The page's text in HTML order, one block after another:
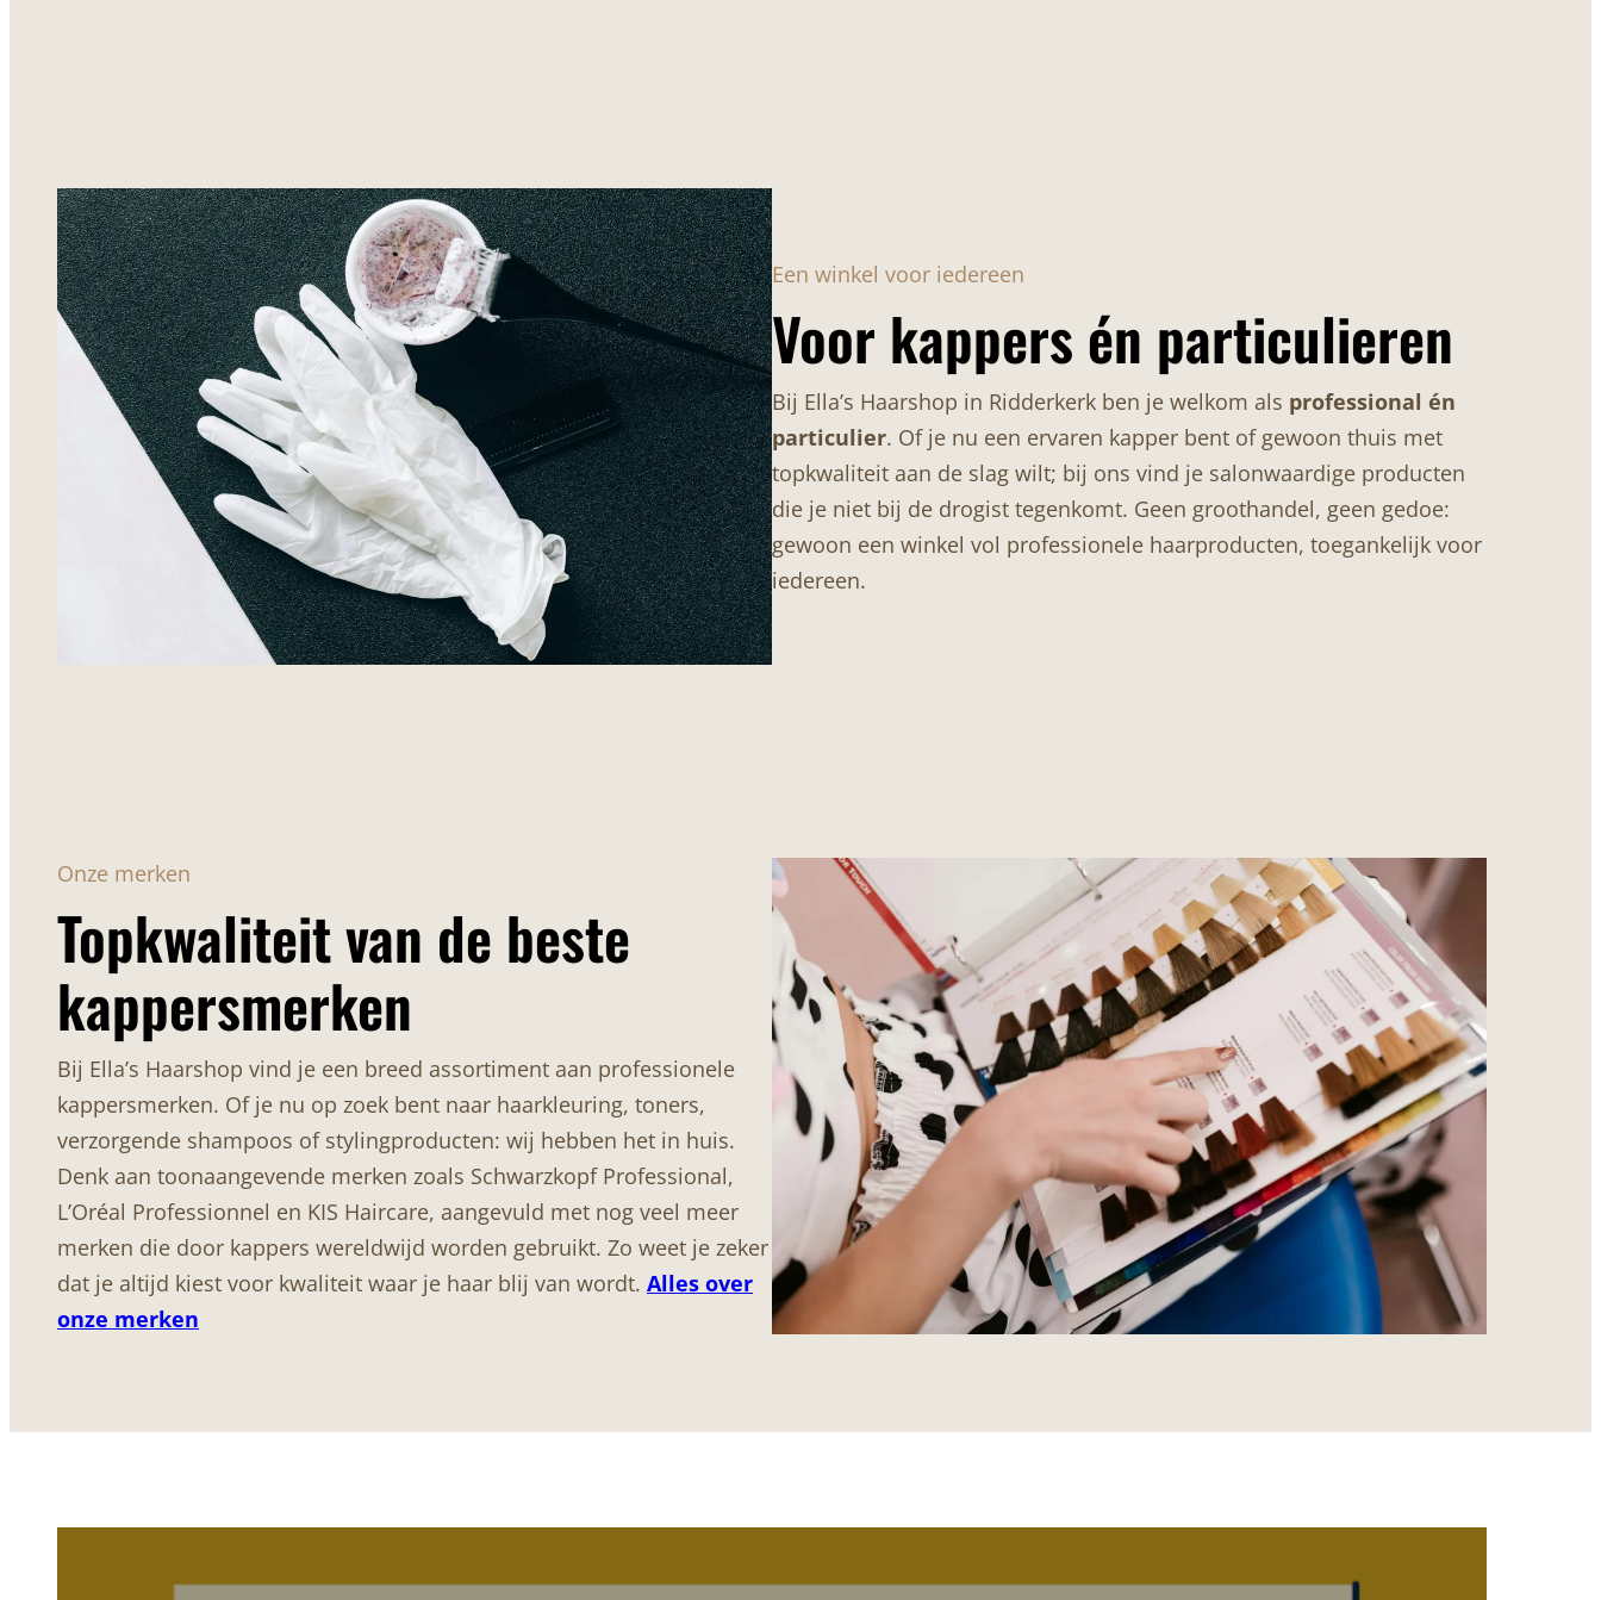
Een winkel voor iedereen
Voor kappers én particulieren
Bij Ella’s Haarshop in Ridderkerk ben je welkom als professional én
particulier. Of je nu een ervaren kapper bent of gewoon thuis met
topkwaliteit aan de slag wilt; bij ons vind je salonwaardige producten
die je niet bij de drogist tegenkomt. Geen groothandel, geen gedoe:
gewoon een winkel vol professionele haarproducten, toegankelijk voor
iedereen.
Onze merken
Topkwaliteit van de beste
kappersmerken
Bij Ella’s Haarshop vind je een breed assortiment aan professionele
kappersmerken. Of je nu op zoek bent naar haarkleuring, toners,
verzorgende shampoos of stylingproducten: wij hebben het in huis.
Denk aan toonaangevende merken zoals Schwarzkopf Professional,
L’Oréal Professionnel en KIS Haircare, aangevuld met nog veel meer
merken die door kappers wereldwijd worden gebruikt. Zo weet je zeker
dat je altijd kiest voor kwaliteit waar je haar blij van wordt. Alles over
onze merken